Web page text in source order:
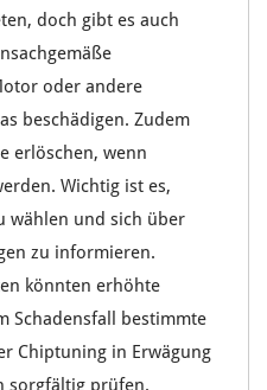
doch gibt es auch
oder andere
beschädigen. Zudem
erlöschen, wenn
Wichtig ist es,
wählen und sich über
zu informieren.
könnten erhöhte
Schadensfall bestimmte
Chiptuning in Erwägung
sorgfältig prüfen.